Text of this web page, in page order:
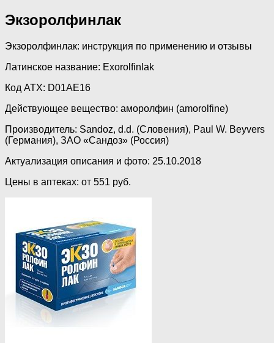
Экзоролфинлак
Экзоролфинлак: инструкция по применению и отзывы
Латинское название: Exorolfinlak
Код ATX: D01AE16
Действующее вещество: аморолфин (amorolfine)
Производитель: Sandoz, d.d. (Словения), Paul W. Beyvers
(Германия), ЗАО «Сандоз» (Россия)
Актуализация описания и фото: 25.10.2018
Цены в аптеках: от 551 руб.